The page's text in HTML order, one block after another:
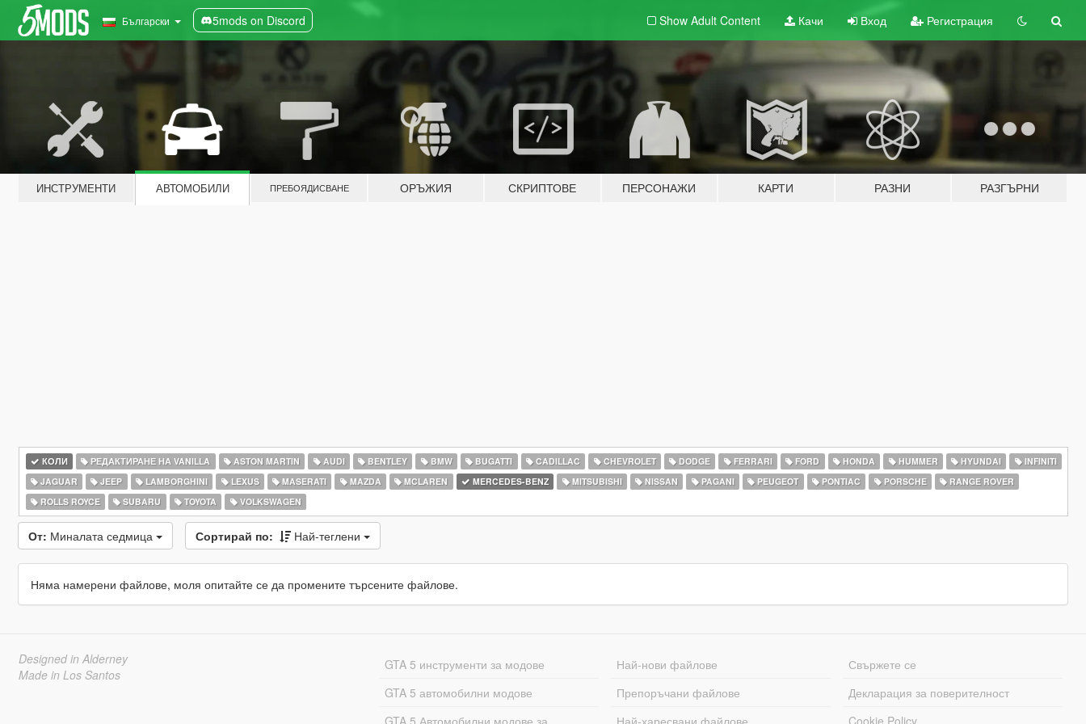
Български 5mods on Discord Show Adult Content Качи Вход Регистрация
ИНСТРУМЕНТИ АВТОМОБИЛИ ПРЕБОЯДИСВАНЕ ОРЪЖИЯ СКРИПТОВЕ ПЕРСОНАЖИ КАРТИ РАЗНИ РАЗГЪРНИ
КОЛИ РЕДАКТИРАНЕ НА VANILLA ASTON MARTIN AUDI BENTLEY BMW BUGATTI CADILLAC CHEVROLET DODGE FERRARI FORD HONDA HUMMER HYUNDAI
INFINITI
JAGUAR
JEEP LAMBORGHINI LEXUS MASERATI MAZDA MCLAREN MERCEDES-BENZ MITSUBISHI NISSAN PAGANI PEUGEOT PONTIAC PORSCHE
RANGE ROVER
ROLLS ROYCE
SUBARU TOYOTA VOLKSWAGEN
От: Миналата седмица Сортирай по: Най-теглени
Няма намерени файлове, моля опитайте се да промените търсените файлове.
Designed in Alderney
Made in Los Santos
GTA 5 инструменти за модове
GTA 5 автомобилни модове
GTA 5 Автомобилни модове за
Най-нови файлове
Препоръчани файлове
Най-харесвани файлове
Свържете се
Декларация за поверителност
Cookie Policy